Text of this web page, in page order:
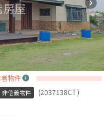
物件
非信義物件
(2037138CT)